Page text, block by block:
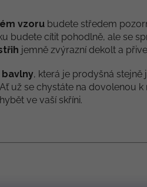
vzoru budete středem
budete cítit pohodlně, ale se
jemně zvýrazní dekolt a
, která je prodyšná stejně
už se chystáte na dovolenou
ve vaší skříni.